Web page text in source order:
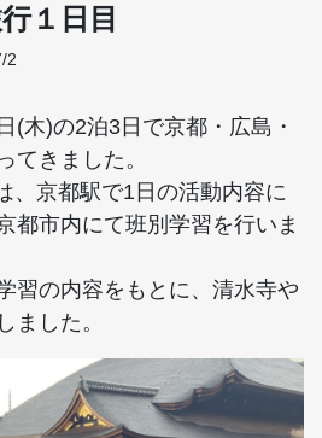
１日目
2
(木)の2泊3日で京都・広島・
てきました。
、京都駅で1日の活動内容に
都市内にて班別学習を行いま
習の内容をもとに、清水寺や
ました。